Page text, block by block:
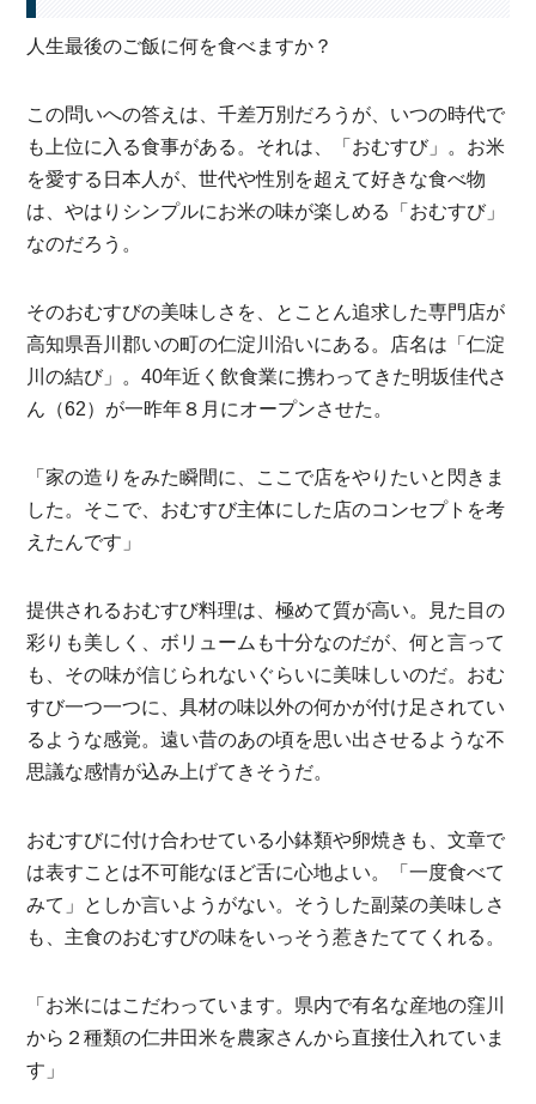
人生最後のご飯に何を食べますか？
この問いへの答えは、千差万別だろうが、いつの時代で
も上位に入る食事がある。それは、「おむすび」。お米
を愛する日本人が、世代や性別を超えて好きな食べ物
は、やはりシンプルにお米の味が楽しめる「おむすび」
なのだろう。
そのおむすびの美味しさを、とことん追求した専門店が
高知県吾川郡いの町の仁淀川沿いにある。店名は「仁淀
川の結び」。40年近く飲食業に携わってきた明坂佳代さ
ん（62）が一昨年８月にオープンさせた。
「家の造りをみた瞬間に、ここで店をやりたいと閃きま
した。そこで、おむすび主体にした店のコンセプトを考
えたんです」
提供されるおむすび料理は、極めて質が高い。見た目の
彩りも美しく、ボリュームも十分なのだが、何と言って
も、その味が信じられないぐらいに美味しいのだ。おむ
すび一つ一つに、具材の味以外の何かが付け足されてい
るような感覚。遠い昔のあの頃を思い出させるような不
思議な感情が込み上げてきそうだ。
おむすびに付け合わせている小鉢類や卵焼きも、文章で
は表すことは不可能なほど舌に心地よい。「一度食べて
みて」としか言いようがない。そうした副菜の美味しさ
も、主食のおむすびの味をいっそう惹きたててくれる。
「お米にはこだわっています。県内で有名な産地の窪川
から２種類の仁井田米を農家さんから直接仕入れていま
す」